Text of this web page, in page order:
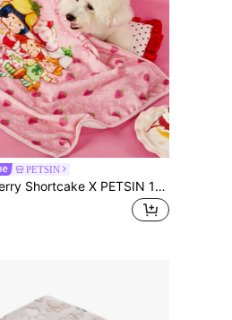
PETSIN
Strawberry Shortcake X PETSIN 1 бр. сладко одеяло за домашни любимци от коралов полар, топло и абсорбиращо, с принт на три малки момичета, забавни ягоди и на точки